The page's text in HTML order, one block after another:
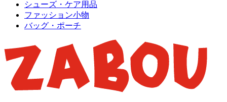
シューズ・ケア用品
ファッション小物
バッグ・ポーチ